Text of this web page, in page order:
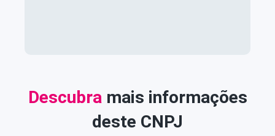
Descubra mais informações
deste CNPJ